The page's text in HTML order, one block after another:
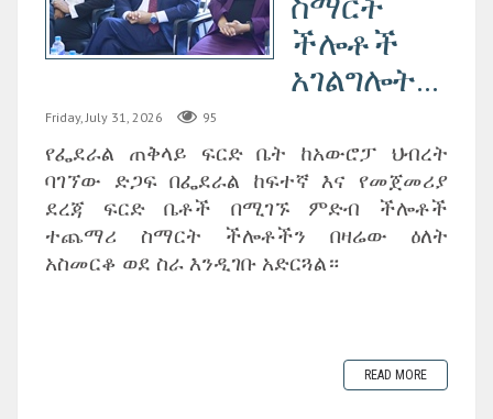
ችሎቶች
አገልግሎት...
Friday, July 31, 2026 95
የፌደራል ጠቅላይ ፍርድ ቤት ከአውሮፓ ህብረት
ባገኘው ድጋፍ በፌደራል ከፍተኛ እና የመጀመሪያ
ደረጃ ፍርድ ቤቶች በሚገኙ ምድብ ችሎቶች
ተጨማሪ ስማርት ችሎቶችን በዛሬው ዕለት
አስመርቆ ወደ ስራ እንዲገቡ አድርጓል።
READ MORE